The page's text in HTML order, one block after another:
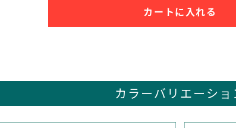
カートに入れる
カラーバリエーショ